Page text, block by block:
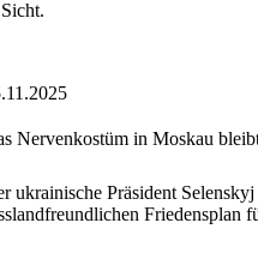
Nervenkostüm in Moskau
ukrainische Präsident
Friedensplan